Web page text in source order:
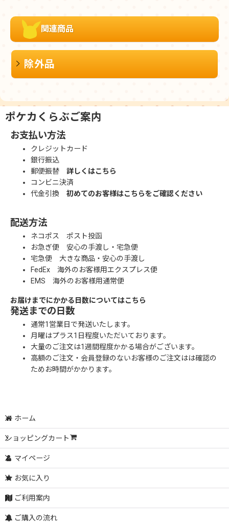
関連商品
除外品
ポケカくらぶご案内
お支払い方法
クレジットカード
銀行振込
郵便振替 詳しくはこちら
コンビニ決済
代金引換 初めてのお客様はこちらをご確認ください
配送方法
ネコポス ポスト投函
お急ぎ便 安心の手渡し・宅急便
宅急便 大きな商品・安心の手渡し
FedEx 海外のお客様用エクスプレス便
EMS 海外のお客様用通常便
お届けまでにかかる日数についてはこちら
発送までの日数
通常1営業日で発送いたします。
月曜はプラス1日程度いただいております。
大量のご注文は1週間程度かかる場合がございます。
高額のご注文・会員登録のないお客様のご注文はは確認の
ためお時間がかかります。
ホーム
ショッピングカート
マイページ
お気に入り
ご利用案内
ご購入の流れ